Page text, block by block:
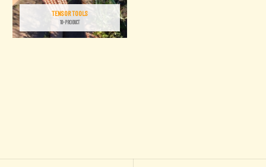
TENSOR TOOLS
10-PRODUCT